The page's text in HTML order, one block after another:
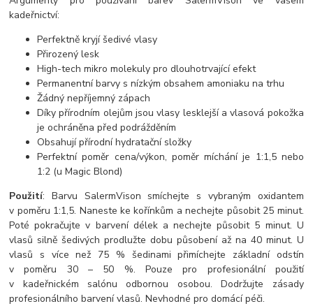
kadeřnictví:
Perfektně kryjí šedivé vlasy
Přirozený lesk
High-tech mikro molekuly pro dlouhotrvající efekt
Permanentní barvy s nízkým obsahem amoniaku na trhu
Žádný nepříjemný zápach
Díky přírodním olejům jsou vlasy lesklejší a vlasová pokožka
je ochráněna před podrážděním
Obsahují přírodní hydratační složky
Perfektní poměr cena/výkon, poměr míchání je 1:1,5 nebo
1:2 (u Magic Blond)
Použití: Barvu SalermVison smíchejte s vybraným oxidantem
v poměru 1:1,5. Naneste ke kořínkům a nechejte působit 25 minut.
Poté pokračujte v barvení délek a nechejte působit 5 minut. U
vlasů silně šedivých prodlužte dobu působení až na 40 minut. U
vlasů s více než 75 % šedinami přimíchejte základní odstín
v poměru 30 – 50 %. Pouze pro profesionální použití
v kadeřnickém salónu odbornou osobou. Dodržujte zásady
profesionálního barvení vlasů. Nevhodné pro domácí péči.